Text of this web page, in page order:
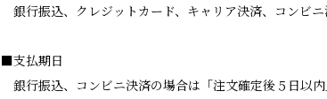
銀行振込、クレジットカード、キャリア決済、コンビニ
■支払期日
銀行振込、コンビニ決済の場合は「注文確定後５日以内